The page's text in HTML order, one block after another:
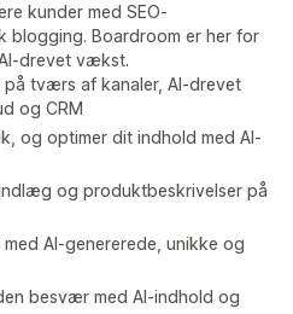
kunder med SEO-
blogging. Boardroom er her for
drevet vækst.
på tværs af kanaler, AI-drevet
og CRM
og optimer dit indhold med AI-
og produktbeskrivelser på
AI-genererede, unikke og
besvær med AI-indhold og